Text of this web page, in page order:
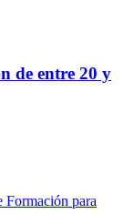
de entre 20 y